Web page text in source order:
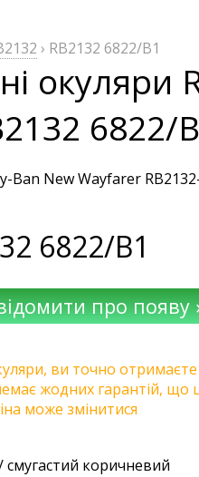
› RB2132 6822/B1
окуляри
6822/
6822/B1
ви точно
жодних гарантій, що
може змінитися
коричневий